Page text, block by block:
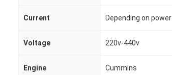
Current Depending on power
Voltage 220v-440v
Engine Cummins